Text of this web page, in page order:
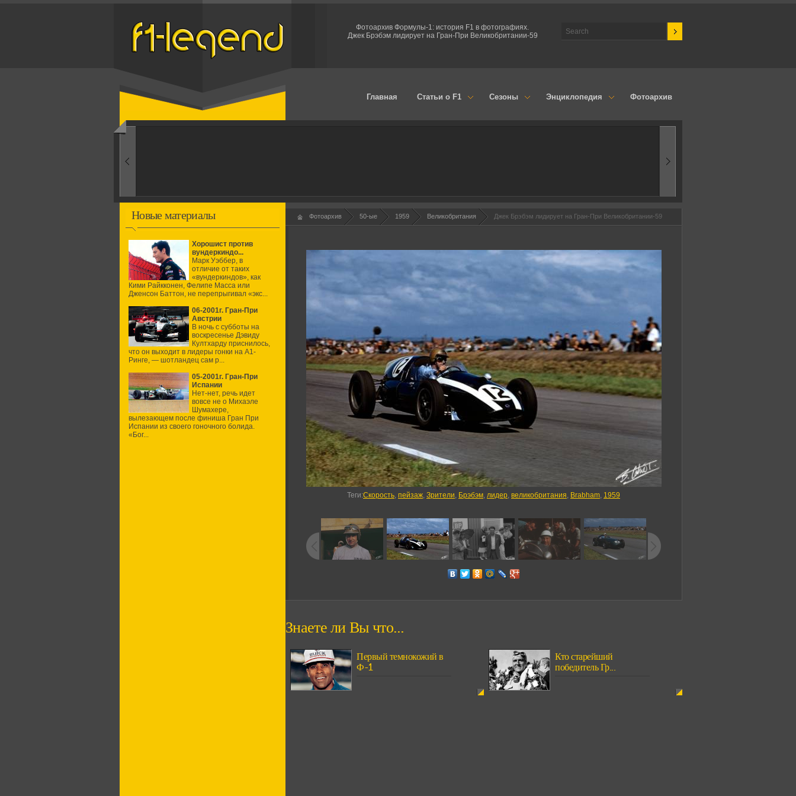
Фотоархив Формулы-1: история F1 в фотографиях.
Джек Брэбэм лидирует на Гран-При Великобритании-59
Главная Статьи о F1 Сезоны Энциклопедия Фотоархив
1960-ые
Новые материалы
Хорошист против
вундеркиндо...
Марк Уэббер, в
отличие от таких
«вундеркиндов», как
Кими Райкконен, Фелипе Масса или
Дженсон Баттон, не перепрыгивал «экс...
06-2001г. Гран-При
Австрии
В ночь с субботы на
воскресенье Дэвиду
Култхарду приснилось,
что он выходит в лидеры гонки на А1-
Ринге, — шотландец сам р...
05-2001г. Гран-При
Испании
Нет-нет, речь идет
вовсе не о Михаэле
Шумахере,
вылезающем после финиша Гран При
Испании из своего гоночного болида.
«Бог...
Фотоархив 50-ые 1959 Великобритания Джек Брэбэм лидирует на Гран-При Великобритании-59
Теги:Скорость, пейзаж, Зрители, Брэбэм, лидер, великобритания, Brabham, 1959
Знаете ли Вы что...
Первый темнокожий в
Ф-1
Кто старейший
победитель Гр...